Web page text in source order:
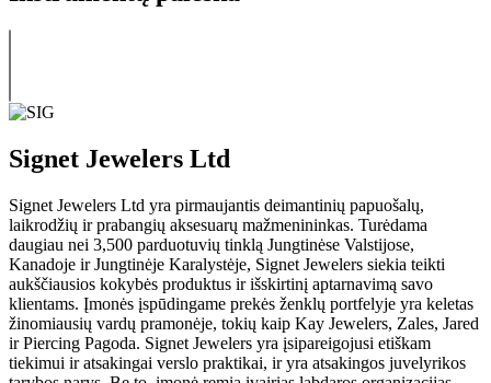
Signet Jewelers Ltd
Signet Jewelers Ltd yra pirmaujantis deimantinių papuošalų,
laikrodžių ir prabangių aksesuarų mažmenininkas. Turėdama
daugiau nei 3,500 parduotuvių tinklą Jungtinėse Valstijose,
Kanadoje ir Jungtinėje Karalystėje, Signet Jewelers siekia teikti
aukščiausios kokybės produktus ir išskirtinį aptarnavimą savo
klientams. Įmonės įspūdingame prekės ženklų portfelyje yra keletas
žinomiausių vardų pramonėje, tokių kaip Kay Jewelers, Zales, Jared
ir Piercing Pagoda. Signet Jewelers yra įsipareigojusi etiškam
tiekimui ir atsakingai verslo praktikai, ir yra atsakingos juvelyrikos